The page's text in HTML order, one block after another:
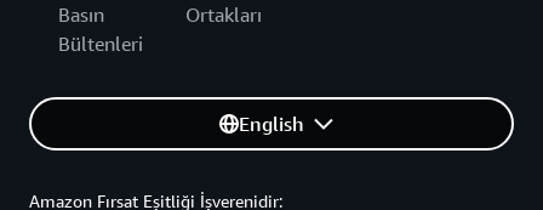
Basın
Bültenleri
Ortakları
English
Amazon Fırsat Eşitliği İşverenidir: